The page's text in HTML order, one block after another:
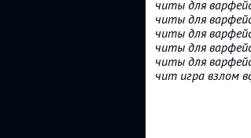
читы для
читы для
читы для
читы для
читы для
чит игра взлом